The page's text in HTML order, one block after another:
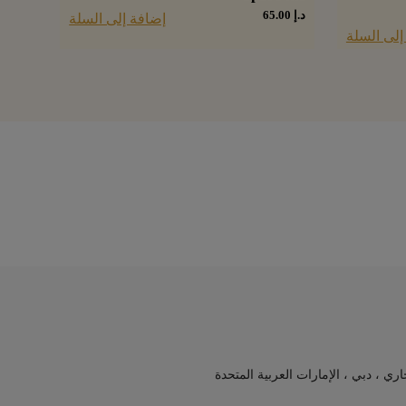
إلى السلة
د.إ إضافة إلى السلة
، دبي ، الإمارات العربية المتحدة